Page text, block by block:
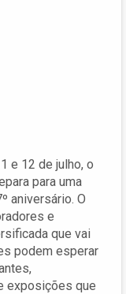
e 12 de julho, o
para uma
aniversário. O
e
que vai
podem esperar
exposições que